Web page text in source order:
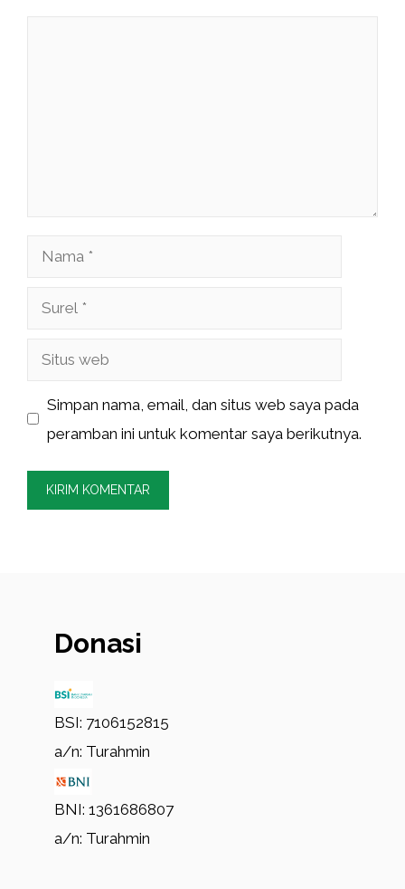
Nama
Surel
Situs
Simpan nama, email, dan situs web saya pada
peramban ini untuk komentar saya berikutnya.
Donasi
BSI: 7106152815
a/n: Turahmin
BNI: 1361686807
a/n: Turahmin